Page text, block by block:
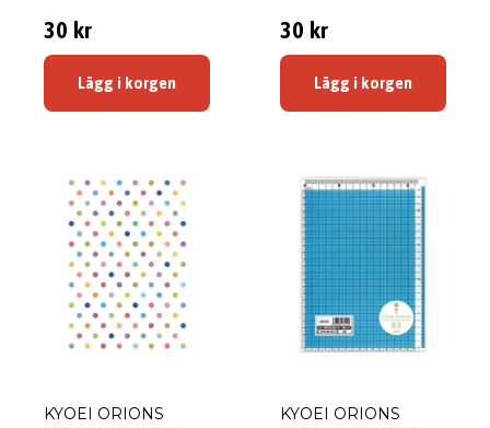
30 kr
Lägg i korgen
30 kr
Lägg i korgen
KYOEI ORIONS
KYOEI ORIONS